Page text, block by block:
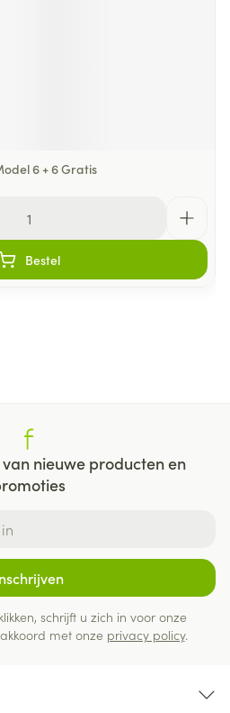
6 + 6 Gratis
Bestel
nieuwe producten en
schrijft u zich in voor onze
met onze privacy policy.